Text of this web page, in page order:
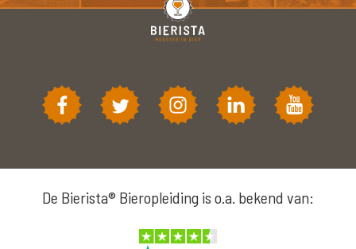
De Bierista® Bieropleiding is o.a. bekend van: